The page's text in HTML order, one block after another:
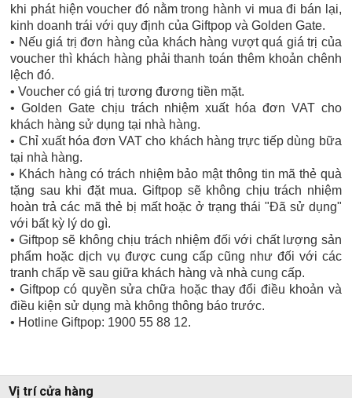
khi phát hiện voucher đó nằm trong hành vi mua đi bán lại,
kinh doanh trái với quy định của Giftpop và Golden Gate.
• Nếu giá trị đơn hàng của khách hàng vượt quá giá trị của
voucher thì khách hàng phải thanh toán thêm khoản chênh
lệch đó.
• Voucher có giá trị tương đương tiền mặt.
• Golden Gate chịu trách nhiệm xuất hóa đơn VAT cho
khách hàng sử dụng tại nhà hàng.
• Chỉ xuất hóa đơn VAT cho khách hàng trực tiếp dùng bữa
tại nhà hàng.
• Khách hàng có trách nhiệm bảo mật thông tin mã thẻ quà
tặng sau khi đặt mua. Giftpop sẽ không chịu trách nhiệm
hoàn trả các mã thẻ bị mất hoặc ở trạng thái "Đã sử dụng"
với bất kỳ lý do gì.
• Giftpop sẽ không chịu trách nhiệm đối với chất lượng sản
phẩm hoặc dịch vụ được cung cấp cũng như đối với các
tranh chấp về sau giữa khách hàng và nhà cung cấp.
• Giftpop có quyền sửa chữa hoặc thay đổi điều khoản và
điều kiện sử dụng mà không thông báo trước.
• Hotline Giftpop: 1900 55 88 12.
Vị trí cửa hàng